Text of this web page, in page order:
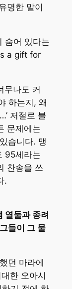
명한 말이
숨어 있다는
a gift for
무나도 커
하는지, 왜
저절로 불
문제에는
습니다. 맹
95세라는
찬송을 쓰
.
열둘과 종려
들이 그 물
던 마라에
한 오아시